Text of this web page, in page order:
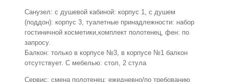
Санузел: с душевой кабиной: корпус 1, с душем
(поддон): корпус 3, туалетные принадлежности: набор
гостиничной косметики,комплект полотенец, фен: по
запросу.
Балкон: только в корпусе №3, в корпусе №1 балкон
отсутствует. С мебелью: стол, 2 стула
Сервис: смена полотенец: ежедневно/по требованию